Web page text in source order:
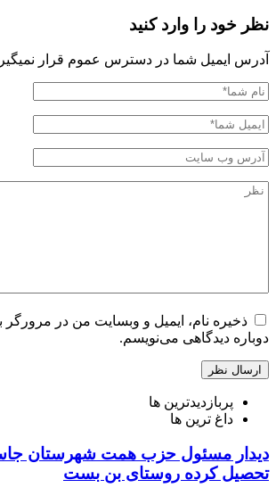
نظر خود را وارد کنید
آدرس ایمیل شما در دسترس عموم قرار
ذخیره نام، ایمیل و وبسایت من در مرورگر
دوباره دیدگاهی می‌نویسم.
پربازدیدترین ها
داغ ترین ها
دیدار مسئول حزب همت شهرستان
تحصیل کرده روستای بن بست